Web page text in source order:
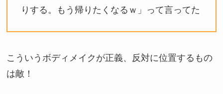
りする。もう帰りたくなるｗ」って言ってた
こういうボディメイクが正義、反対に位置するもの
は敵！